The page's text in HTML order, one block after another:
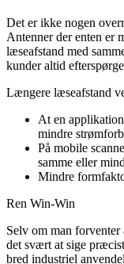
Det er ikke nogen
Antenner der enten er
læseafstand med
kunder altid
Længere læseafstand
At en
mindre
På mobile
samme eller
Mindre
Ren Win-Win
Selv om man
det svært at sige
bred industriel